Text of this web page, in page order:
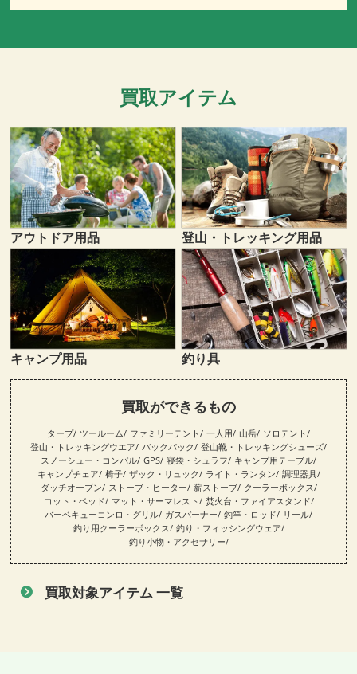
買取アイテム
アウトドア用品 登山・トレッキング用品
キャンプ用品 釣り具
買取ができるもの
タープ ツールーム ファミリーテント 一人用 山岳 ソロテント
登山・トレッキングウエア
バックパック
登山靴・トレッキングシューズ
スノーシュー・コンパル GPS 寝袋・シュラフ
キャンプ用テーブル
キャンプチェア 椅子 ザック・リュック ライト・ランタン 調理器具
ダッチオーブン
ストーブ・ヒーター 薪ストーブ
クーラーボックス
コット・ベッド
マット・サーマレスト
焚火台・ファイアスタンド
バーベキューコンロ・グリル ガスバーナー 釣竿・ロッド
リール
釣り用クーラーボックス
釣り・フィッシングウェア
釣り小物・アクセサリー
買取対象アイテム 一覧